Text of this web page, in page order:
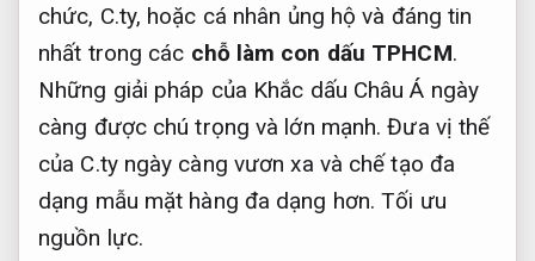
chức, C.ty, hoặc cá nhân ủng hộ và đáng tin
nhất trong các chỗ làm con dấu TPHCM.
Những giải pháp của Khắc dấu Châu Á ngày
càng được chú trọng và lớn mạnh. Đưa vị thế
của C.ty ngày càng vươn xa và chế tạo đa
dạng mẫu mặt hàng đa dạng hơn.Tối ưu
nguồn lực.